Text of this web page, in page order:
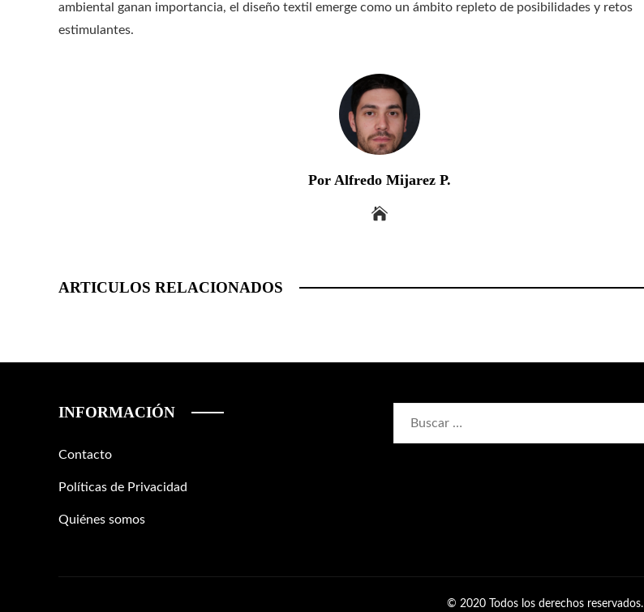
ambiental ganan importancia, el diseño textil emerge como un ámbito repleto de posibilidades y retos
estimulantes.
Por Alfredo Mijarez P.
ARTICULOS RELACIONADOS
INFORMACIÓN
Contacto
Políticas de Privacidad
Quiénes somos
© 2020 Todos los derechos reservados.